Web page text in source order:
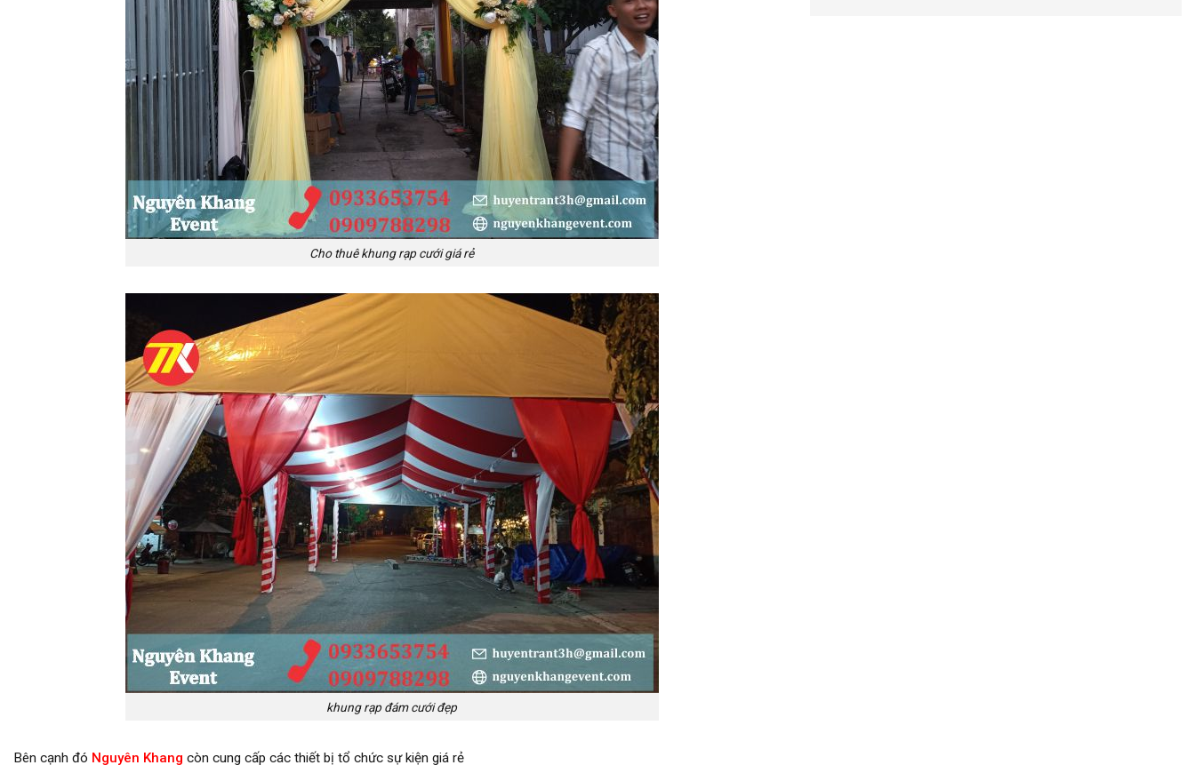
Cho thuê khung rạp cưới giá rẻ
khung rạp đám cưới đẹp
Bên cạnh đó Nguyên Khang còn cung cấp các thiết bị tổ chức sự kiện giá rẻ